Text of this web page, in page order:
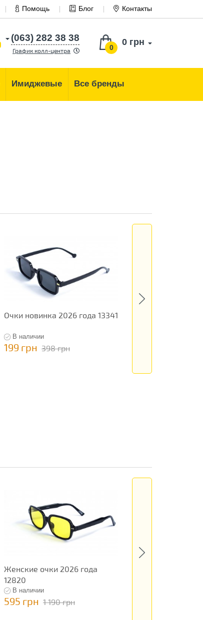
Помощь Блог Контакты
0
0 грн
(063) 282 38 38
График колл-центра
Имиджевые Все бренды
Очки новинка 2026 года 13341
В наличии
199 грн 398 грн
Женские очки 2026 года
12820
В наличии
595 грн 1 190 грн